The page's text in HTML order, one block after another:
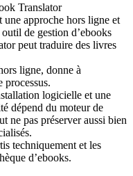
Translator
approche hors ligne et
de gestion d’ebooks
peut traduire des livres
ligne, donne à
processus.
logicielle et une
dépend du moteur de
ne pas préserver aussi bien
techniquement et les
d’ebooks.